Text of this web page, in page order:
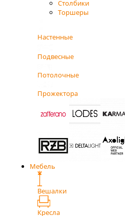
Столбики
Торшеры
Настенные
Подвесные
Потолочные
Прожектора
Мебель
Вешалки
Кресла